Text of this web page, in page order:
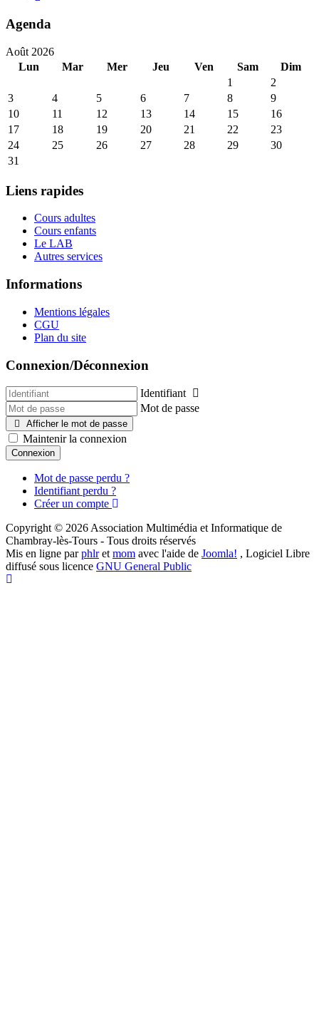
Agenda
Août 2026
Lun
Mar Mer Jeu Ven Sam
Dim
1
2
3
4 5 6 7 8
9
10
11 12 13 14 15
16
17
18 19 20 21 22
23
24
25 26 27 28 29
30
31
Liens rapides
Cours adultes
Cours enfants
Le LAB
Autres services
Informations
Mentions légales
CGU
Plan du site
Connexion/Déconnexion
Identifiant
Mot de passe
Afficher le mot de passe
Maintenir la connexion
Connexion
Mot de passe perdu ?
Identifiant perdu ?
Créer un compte
Copyright © 2026 Association Multimédia et Informatique de
Chambray-lès-Tours - Tous droits réservés
Mis en ligne parphlret mom avec l'aide de Joomla! , Logiciel Libre
diffusé sous licence GNU General Public